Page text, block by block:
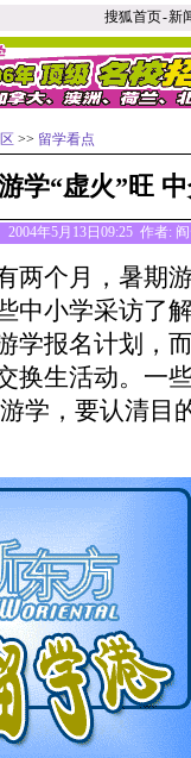
搜狐首页-新
>> 留学看点
学“虚火”旺
2004年5月13日09:25 作者:
个月，暑期游
中小学采访了
学报名计划，
换生活动。一
学，要认清目